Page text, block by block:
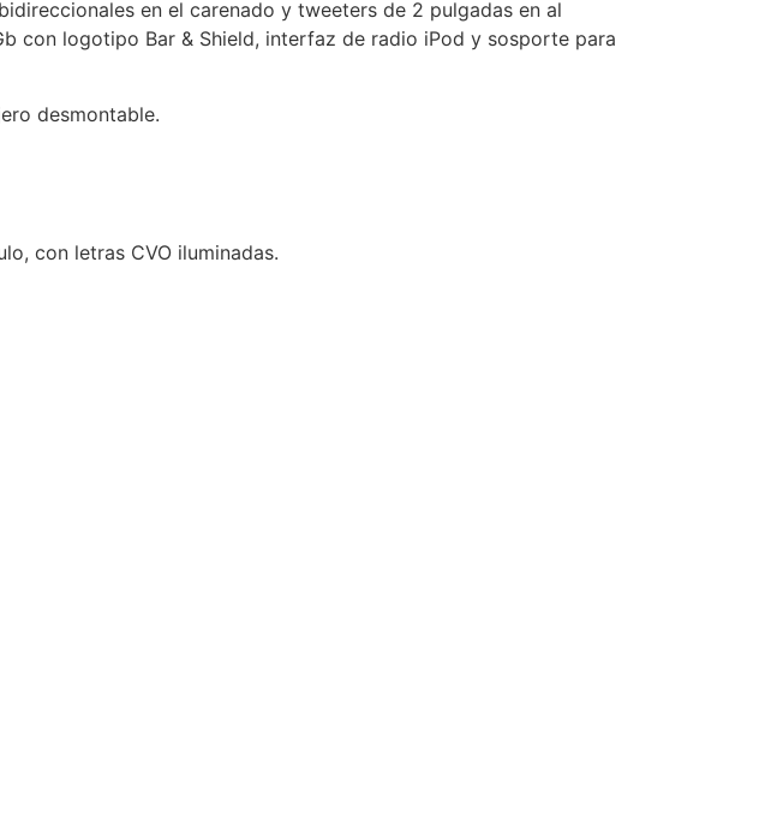
en el carenado y tweeters de 2 pulgadas en al
con logotipo Bar & Shield, interfaz de radio iPod y sosporte para
desmontable.
con letras CVO iluminadas.